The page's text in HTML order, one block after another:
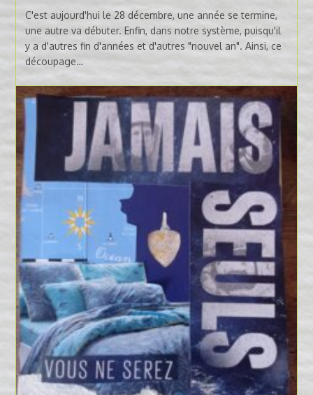
C'est aujourd'hui le 28 décembre, une année se termine,
une autre va débuter. Enfin, dans notre système, puisqu'il
y a d'autres fin d'années et d'autres "nouvel an". Ainsi, ce
découpage…
Continuer La LectureFin
Ou
Rupture
?